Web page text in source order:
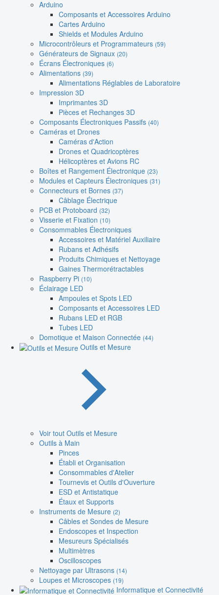
Arduino
Composants et Accessoires Arduino
Cartes Arduino
Shields et Modules Arduino
Microcontrôleurs et Programmateurs (59)
Générateurs de Signaux (20)
Écrans Électroniques (6)
Alimentations (39)
Alimentations Réglables de Laboratoire
Impression 3D
Imprimantes 3D
Pièces et Rechanges 3D
Composants Électroniques Passifs (40)
Caméras et Drones
Caméras d'Action
Drones et Quadricoptères
Hélicoptères et Avions RC
Boîtes et Rangement Électronique (23)
Modules et Capteurs Électroniques (31)
Connecteurs et Bornes (37)
Câblage Électrique
PCB et Protoboard (32)
Visserie et Fixation (10)
Consommables Électroniques
Accessoires et Matériel Auxiliaire
Rubans et Adhésifs
Produits Chimiques et Nettoyage
Gaines Thermorétractables
Raspberry Pi (10)
Éclairage LED
Ampoules et Spots LED
Composants et Accessoires LED
Rubans LED et RGB
Tubes LED
Domotique et Maison Connectée (44)
Outils et Mesure
Voir tout Outils et Mesure
Outils à Main
Pinces
Établi et Organisation
Consommables d'Atelier
Tournevis et Outils d'Ouverture
ESD et Antistatique
Étaux et Supports
Instruments de Mesure (2)
Câbles et Sondes de Mesure
Endoscopes et Inspection
Mesureurs Spécialisés
Multimètres
Oscilloscopes
Nettoyage par Ultrasons (14)
Loupes et Microscopes (19)
Informatique et Connectivité